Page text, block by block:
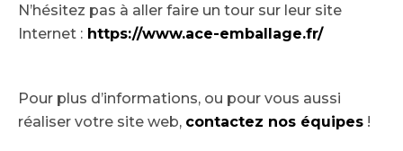
N’hésitez pas à aller faire un tour sur leur site
Internet : https://www.ace-emballage.fr/
Pour plus d’informations, ou pour vous aussi
réaliser votre site web, contactez nos équipes !